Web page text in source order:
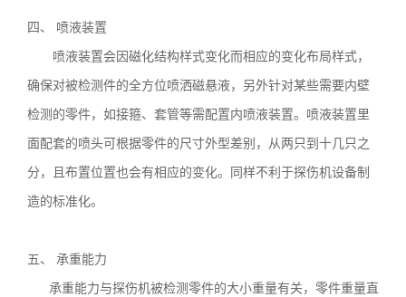
四、 喷液装置
喷液装置会因磁化结构样式变化而相应的变化布局样式，
确保对被检测件的全方位喷洒磁悬液，另外针对某些需要内壁
检测的零件，如接箍、套管等需配置内喷液装置。喷液装置里
面配套的喷头可根据零件的尺寸外型差别，从两只到十几只之
分，且布置位置也会有相应的变化。同样不利于探伤机设备制
造的标准化。
五、 承重能力
承重能力与探伤机被检测零件的大小重量有关，零件重量直